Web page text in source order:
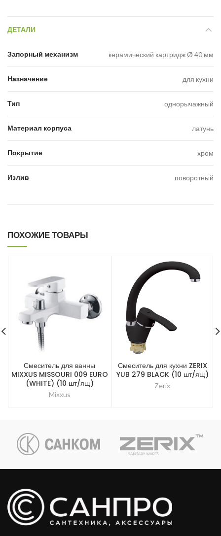
ДЕТАЛИ
Запорный механизм керамический картридж Ø 40 мм
Назначение для кухни
Тип однорычажный
Материал корпуса латунь
Покрытие хром
Излив поворотный
ПОХОЖИЕ ТОВАРЫ
Смеситель для ванны
MIXXUS MISSOURI 009 EURO
(WHITE) (10 шт/ящ)
Mixxus
Смеситель для кухни ZERIX
YUB 279 BLACK (10 шт/ящ)
Zerix